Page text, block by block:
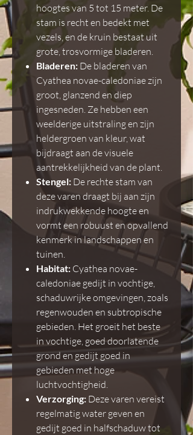
hoogtes van 5 tot 15 meter. De
stam is recht en bedekt met
vezels, en de kruin bestaat uit
grote, trosvormige bladeren.
Bladeren: De bladeren van
Cyathea novae-caledoniae zijn
groot, glanzend en diep
ingesneden. Ze hebben een
weelderige uitstraling en zijn
heldergroen van kleur, wat
bijdraagt aan de visuele
aantrekkelijkheid van de plant.
Stengel: De rechte stam van
deze varen draagt bij aan zijn
indrukwekkende hoogte en
vormt een robuust en opvallend
kenmerk in landschappen en
tuinen.
Habitat: Cyathea novae-
caledoniae gedijt in vochtige,
schaduwrijke omgevingen, zoals
regenwouden en subtropische
gebieden. Het groeit het beste
in vochtige, goed doorlatende
grond en gedijt goed in
gebieden met hoge
luchtvochtigheid.
Verzorging: Deze varen vereist
regelmatig water geven en
gedijt goed in halfschaduw tot